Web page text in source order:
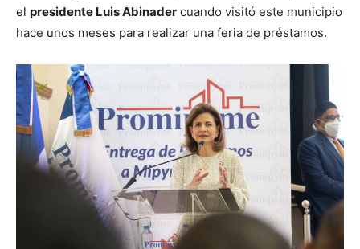
el presidente Luis Abinader cuando visitó este municipio
hace unos meses para realizar una feria de préstamos.